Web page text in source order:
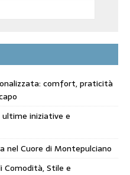
comfort, praticità
ultime iniziative e
nel Cuore di Montepulciano
Comodità, Stile e